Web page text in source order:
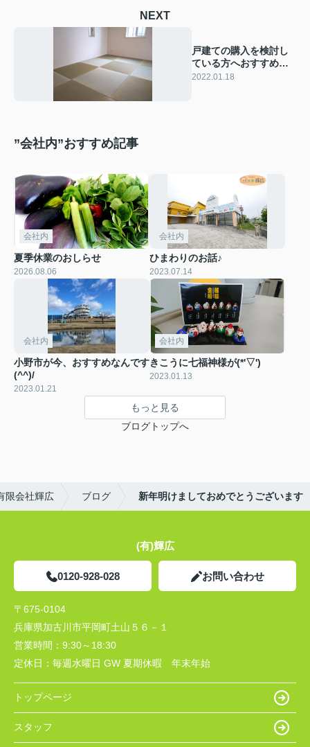
NEXT
戸建ての購入を検討し
ている方へおすすめす
る琉球畳の魅力
2022.01.18
”会社内”おすすめ記事
会社内
夏季休業のおしらせ
2026.08.06
会社内
ひまわりのお話♪
2023.07.14
会社内
小野市が今、おすすめなんです
(^^)/
2023.01.21
会社内
きこうに七福神様が(*'▽')
2023.01.13
もっと見る
ブログトップへ
限会社輝広 ブログ 新年明けましておめでとうございます
(有)輝広
0120-928-028 お問い合わせ
〒675-0104
兵庫県加古川市平岡町土山５６－１
営業時間： 9:30～18:30
定休日： 毎週水曜日 GW 夏期休暇 年末年始
トップページ
スタッフ